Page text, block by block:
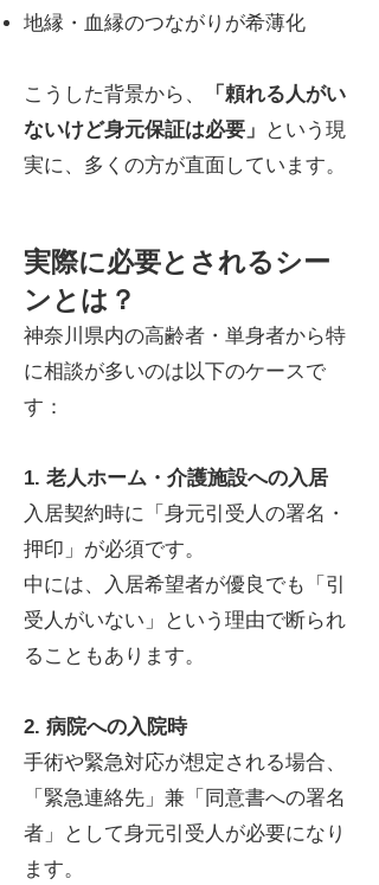
地縁・血縁のつながりが希薄化
こうした背景から、
「頼れる人がい
ないけど身元保証は必要」
という現
実に、多くの方が直面しています。
実際に必要とされるシー
ンとは？
神奈川県内の高齢者・単身者から特
に相談が多いのは以下のケースで
す：
1. 老人ホーム・介護施設への入居
入居契約時に「身元引受人の署名・
押印」が必須です。
中には、入居希望者が優良でも「引
受人がいない」という理由で断られ
ることもあります。
2. 病院への入院時
手術や緊急対応が想定される場合、
「緊急連絡先」兼「同意書への署名
者」として身元引受人が必要になり
ます。